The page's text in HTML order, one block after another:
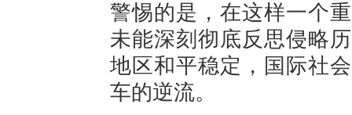
警惕的是，在这样一个
未能深刻彻底反思侵略
地区和平稳定，国际社
车的逆流。